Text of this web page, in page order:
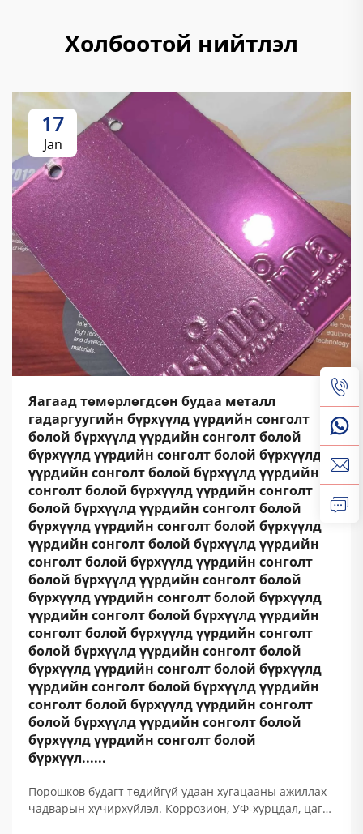
Холбоотой нийтлэл
17
Jan
Яагаад төмөрлөгдсөн будаа металл
гадаргуугийн бүрхүүлд үүрдийн сонголт
болой бүрхүүлд үүрдийн сонголт болой
бүрхүүлд үүрдийн сонголт болой бүрхүүлд
үүрдийн сонголт болой бүрхүүлд үүрдийн
сонголт болой бүрхүүлд үүрдийн сонголт
болой бүрхүүлд үүрдийн сонголт болой
бүрхүүлд үүрдийн сонголт болой бүрхүүлд
үүрдийн сонголт болой бүрхүүлд үүрдийн
сонголт болой бүрхүүлд үүрдийн сонголт
болой бүрхүүлд үүрдийн сонголт болой
бүрхүүлд үүрдийн сонголт болой бүрхүүлд
үүрдийн сонголт болой бүрхүүлд үүрдийн
сонголт болой бүрхүүлд үүрдийн сонголт
болой бүрхүүлд үүрдийн сонголт болой
бүрхүүлд үүрдийн сонголт болой бүрхүүлд
үүрдийн сонголт болой бүрхүүлд үүрдийн
сонголт болой бүрхүүлд үүрдийн сонголт
болой бүрхүүлд үүрдийн сонголт болой
бүрхүүлд үүрдийн сонголт болой
бүрхүүл......
Порошков будагт төдийгүй удаан хугацааны ажиллах
чадварын хүчирхүйлэл. Коррозион, УФ-хурцдал, цаг